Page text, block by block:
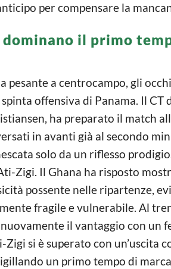
per compensare la
dominano il primo
pesante a centrocampo, gli
offensiva di Panama. Il CT
ha preparato il match
in avanti già al secondo
solo da un riflesso
Zigi. Il Ghana ha risposto
possente nelle ripartenze,
fragile e vulnerabile. Al
il vantaggio con un
si è superato con un’uscita
un primo tempo di